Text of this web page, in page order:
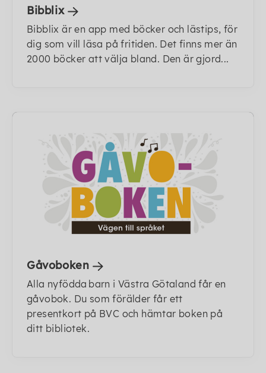
Bibblix
Bibblix är en app med böcker och lästips, för
dig som vill läsa på fritiden. Det finns mer än
2000 böcker att välja bland. Den är gjord...
Gåvoboken
Alla nyfödda barn i Västra Götaland får en
gåvobok. Du som förälder får ett
presentkort på BVC och hämtar boken på
ditt bibliotek.